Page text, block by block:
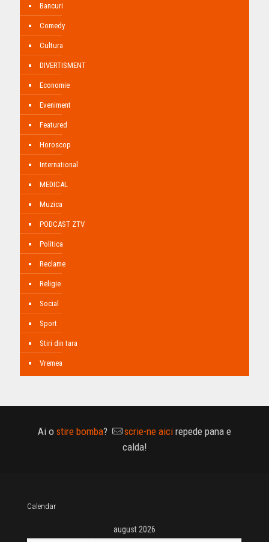
Bancuri
Comedy
Cultura
DIVERTISMENT
Economie
Eveniment
Featured
Horoscop
International
MEDICAL
Muzica
PODCAST ZTV
Politica
Reclame
Religie
Social
Sport
Stiri din tara
Vremea
Ai o stire bomba? scrie-ne aici repede pana e
calda!
Calendar
august 2026